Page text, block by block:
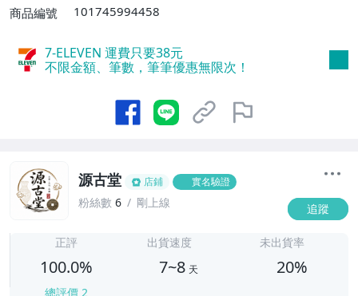
商品編號
101745994458
7-ELEVEN 運費只要38元
不限金額、筆數，筆筆優惠無限次！
源古堂 店鋪 實名驗證
粉絲數 6 剛上線 追蹤
正評
100.0%
總評價 2
出貨速度
7~8 天
未出貨率
20%